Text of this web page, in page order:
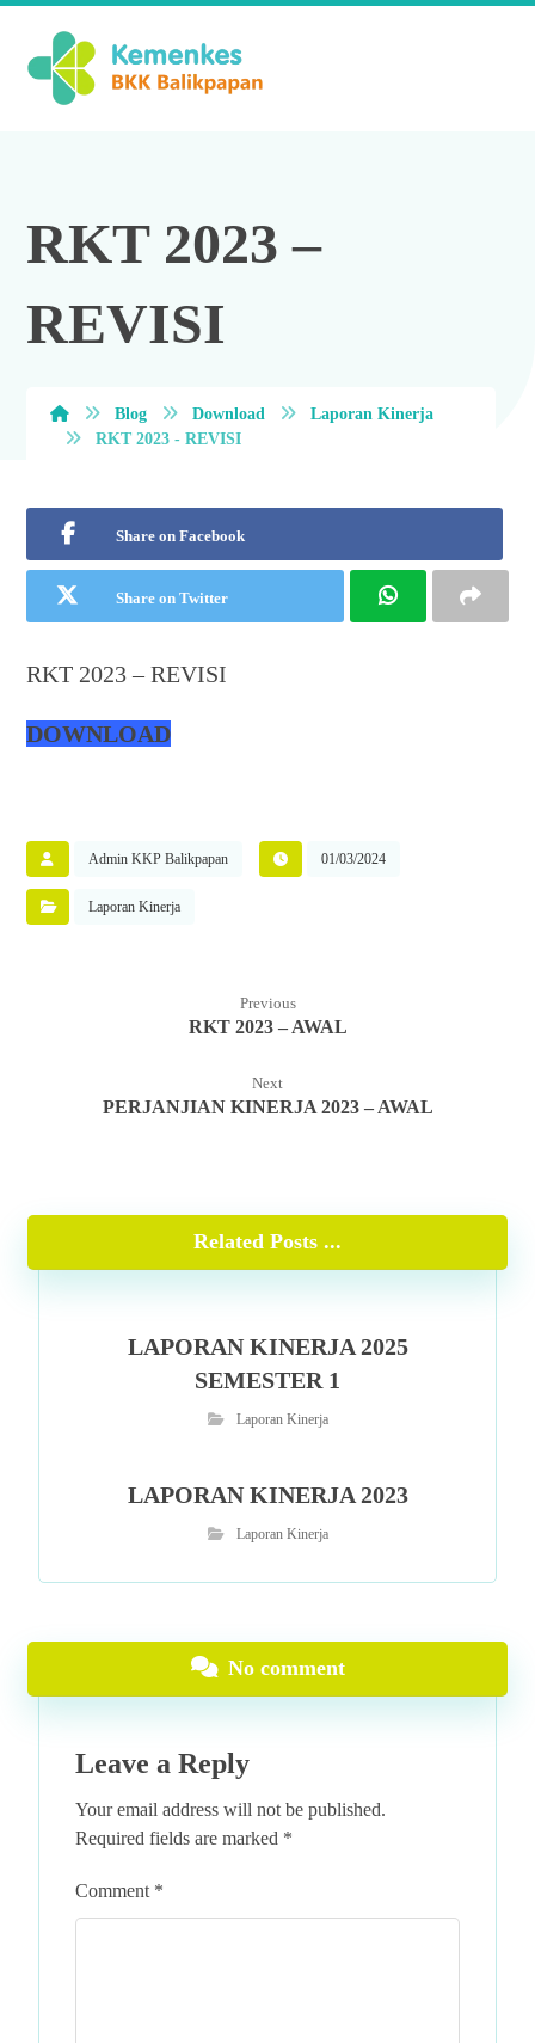
RKT 2023 –
REVISI
Blog Download
Laporan Kinerja
RKT 2023 - REVISI
Share on Facebook
Share on Twitter
RKT 2023 – REVISI
DOWNLOAD
Admin KKP Balikpapan 01/03/2024
Laporan Kinerja
Previous
RKT 2023 – AWAL
Next
PERJANJIAN KINERJA 2023 – AWAL
Related Posts ...
LAPORAN KINERJA 2025
SEMESTER 1
Laporan Kinerja
LAPORAN KINERJA 2023
Laporan Kinerja
No comment
Leave a Reply
Your email address will not be published.
Required fields are marked *
Comment *